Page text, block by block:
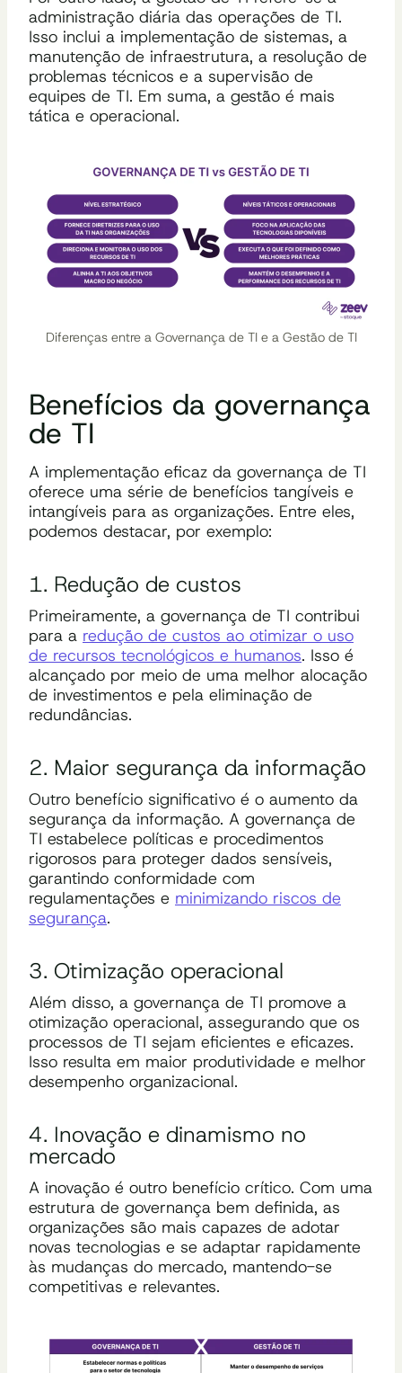
administração diária das operações de TI.
Isso inclui a implementação de sistemas, a
manutenção de infraestrutura, a resolução de
problemas técnicos e a supervisão de
equipes de TI. Em suma, a gestão é mais
tática e operacional.
Diferenças entre a Governança de TI e a Gestão de TI
Benefícios da governança
de TI
A implementação eficaz da governança de TI
oferece uma série de benefícios tangíveis e
intangíveis para as organizações. Entre eles,
podemos destacar, por exemplo:
1. Redução de custos
Primeiramente, a governança de TI contribui
para a redução de custos ao otimizar o uso
de recursos tecnológicos e humanos. Isso é
alcançado por meio de uma melhor alocação
de investimentos e pela eliminação de
redundâncias.
2. Maior segurança da informação
Outro benefício significativo é o aumento da
segurança da informação. A governança de
TI estabelece políticas e procedimentos
rigorosos para proteger dados sensíveis,
garantindo conformidade com
regulamentações e minimizando riscos de
segurança.
3. Otimização operacional
Além disso, a governança de TI promove a
otimização operacional, assegurando que os
processos de TI sejam eficientes e eficazes.
Isso resulta em maior produtividade e melhor
desempenho organizacional.
4. Inovação e dinamismo no
mercado
A inovação é outro benefício crítico. Com uma
estrutura de governança bem definida, as
organizações são mais capazes de adotar
novas tecnologias e se adaptar rapidamente
às mudanças do mercado, mantendo-se
competitivas e relevantes.